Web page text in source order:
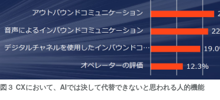
図３ CXにおいて、AIでは決して代替できないと思われる人的機能